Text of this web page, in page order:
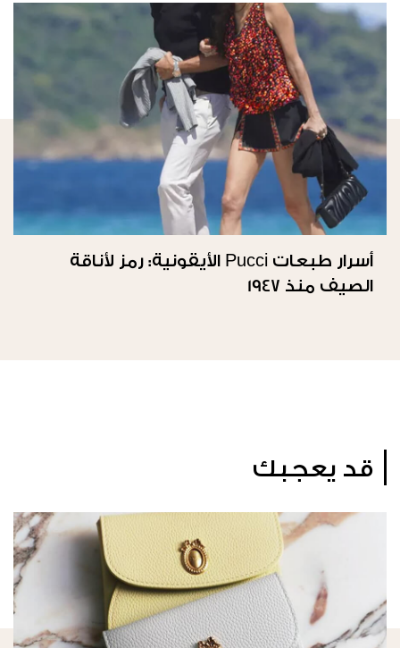
أسرار طبعات Pucci الأيقونية: رمز لأناقة
الصيف منذ 1947
قد يعجبك